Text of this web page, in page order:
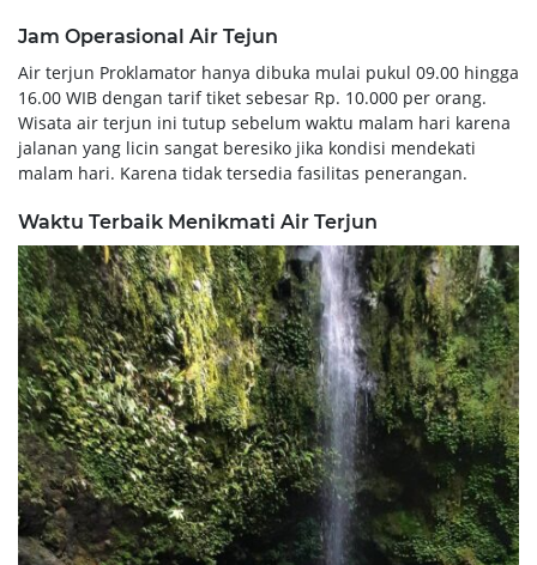
Jam Operasional Air Tejun
Air terjun Proklamator hanya dibuka mulai pukul 09.00 hingga
16.00 WIB dengan tarif tiket sebesar Rp. 10.000 per orang.
Wisata air terjun ini tutup sebelum waktu malam hari karena
jalanan yang licin sangat beresiko jika kondisi mendekati
malam hari. Karena tidak tersedia fasilitas penerangan.
Waktu Terbaik Menikmati Air Terjun